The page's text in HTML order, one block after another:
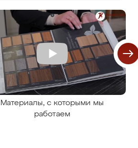
Материалы, с которыми мы
работаем